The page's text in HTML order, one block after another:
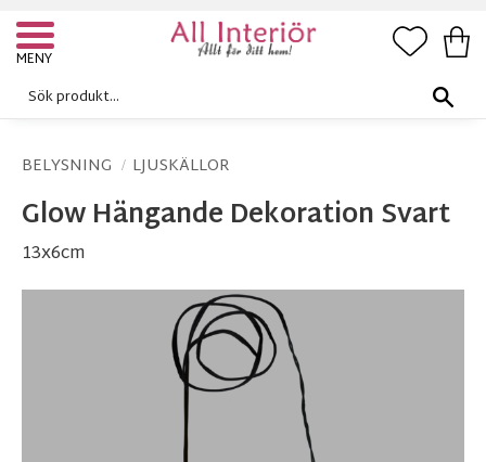
Meny
BELYSNING LJUSKÄLLOR
Glow Hängande Dekoration Svart
13x6cm